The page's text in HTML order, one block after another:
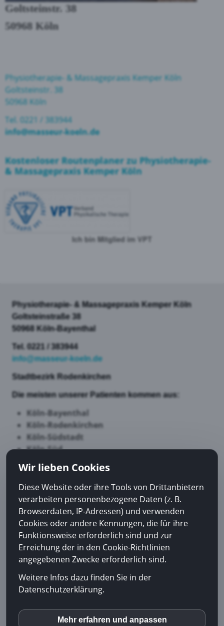
Goltsteinstr. 38
50968 Köln
Physiotherapie- & Massagepraxis Kemper Köln
Goltsteinstr. 38
50968 Köln
Tel. 0221 / 383944
info@masseur-koeln.de
Kostenloser Routenplaner zu Physiotherapie-
& Massagepraxis Kemper Köln
Ich bin Mitglied im VPT
Physiotherapie- & Massagepraxis Kemper Köln
Goltsteinstraße 38
50968 Köln-Bayenthal
Tel. 0221 / 383944
info@masseur-koeln.de
Stadtbezirk Rodenkirchen
Die meisten unserer Patienten kommen aus:
Köln-Bayenthal
Köln-Rodenkirchen
Köln-Südstadt
Köln-Süd
Köln-Innenstadt
Köln-Lindenthal
Köln-Zollstock
Öffnungszeiten:
Montag
08:00–19:00
Dienstag
08:00–19:00
Mittwoch
08:00–12:00
Donnerstag
08:00–19:00
Freitag
08:00–12:00
Samstags: Nach Vereinbarung
Wir lieben Cookies
Diese Website oder ihre Tools von Drittanbietern
verarbeiten personenbezogene Daten (z. B.
Browserdaten, IP-Adressen) und verwenden
Cookies oder andere Kennungen, die für ihre
Funktionsweise erforderlich sind und zur
Erreichung der in den Cookie-Richtlinien
angegebenen Zwecke erforderlich sind.
Weitere Infos dazu finden Sie in der
Datenschutzerklärung.
inCMS
Mehr erfahren und anpassen